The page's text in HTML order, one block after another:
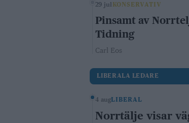
29 jul KONSERVATIV
Pinsamt av
Tidning
Carl Eos
LIBERALA LEDARE
4 augLIBERAL
Norrtälje visar